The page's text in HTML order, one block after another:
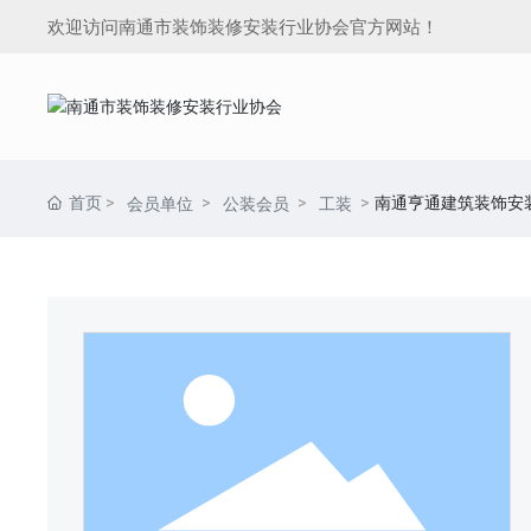
欢迎访问南通市装饰装修安装行业协会官方网站！
首页 会员单位 公装会员 工装 南通亨通建筑装饰安